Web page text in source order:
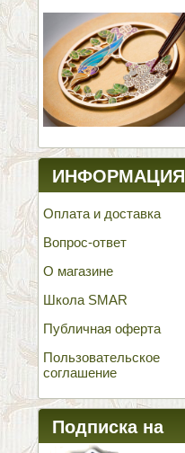
ИНФОРМАЦИЯ
Оплата и доставка
Вопрос-ответ
О магазине
Школа SMAR
Публичная оферта
Пользовательское
соглашение
Подписка на